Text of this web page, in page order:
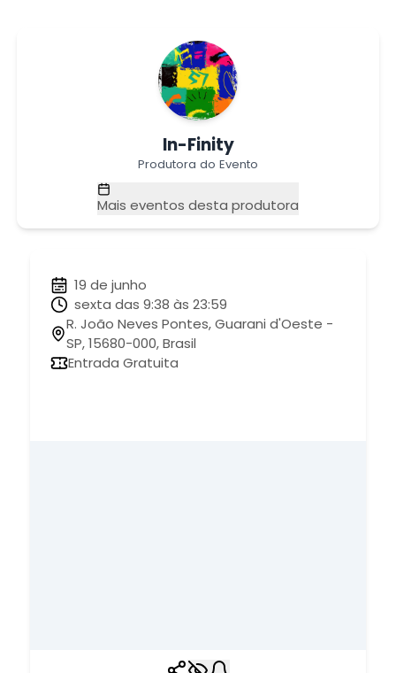
In-Finity
Produtora do Evento
Mais eventos desta produtora
19 de junho
sexta das 9:38 às 23:59
R. João Neves Pontes, Guarani d'Oeste -
SP, 15680-000, Brasil
Entrada Gratuita